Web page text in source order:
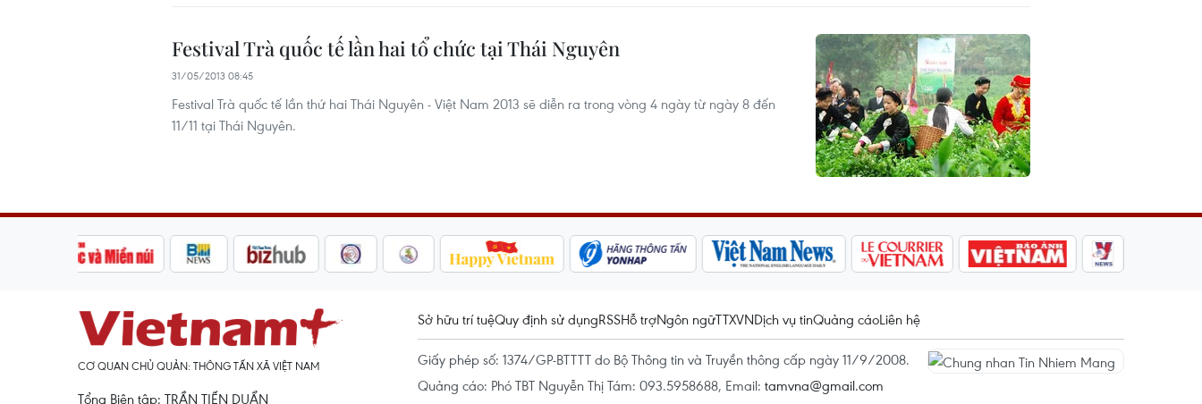
Festival Trà quốc tế lần hai tổ chức tại Thái Nguyên
31/05/2013 08:45
Festival Trà quốc tế lần thứ hai Thái Nguyên - Việt Nam 2013 sẽ diễn ra trong vòng 4 ngày từ ngày 8 đến
11/11 tại Thái Nguyên.
CƠ QUAN CHỦ QUẢN: THÔNG TẤN XÃ VIỆT NAM
Tổng Biên tập: TRẦN TIẾN DUẨN
Sở hữu trí tuệQuy định sử dụngRSSHỗ trợNgôn ngữTTXVNDịch vụ tinQuảng cáoLiên hệ
Giấy phép số: 1374/GP-BTTTT do Bộ Thông tin và Truyền thông cấp ngày 11/9/2008.
Quảng cáo: Phó TBT Nguyễn Thị Tám: 093.5958688, Email: tamvna@gmail.com